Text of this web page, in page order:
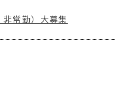
常勤）大募集